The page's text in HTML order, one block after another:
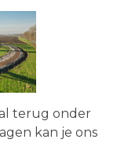
terug onder
kan je ons